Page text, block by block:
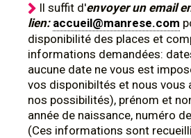
Il suffit d'envoyer un email
lien: accueil@manrese.com
disponibilité des places et
informations demandées:
aucune date ne vous est
vos disponibiltés et nous vous
nos possibilités), prénom et
année de naissance, numéro
(Ces informations sont